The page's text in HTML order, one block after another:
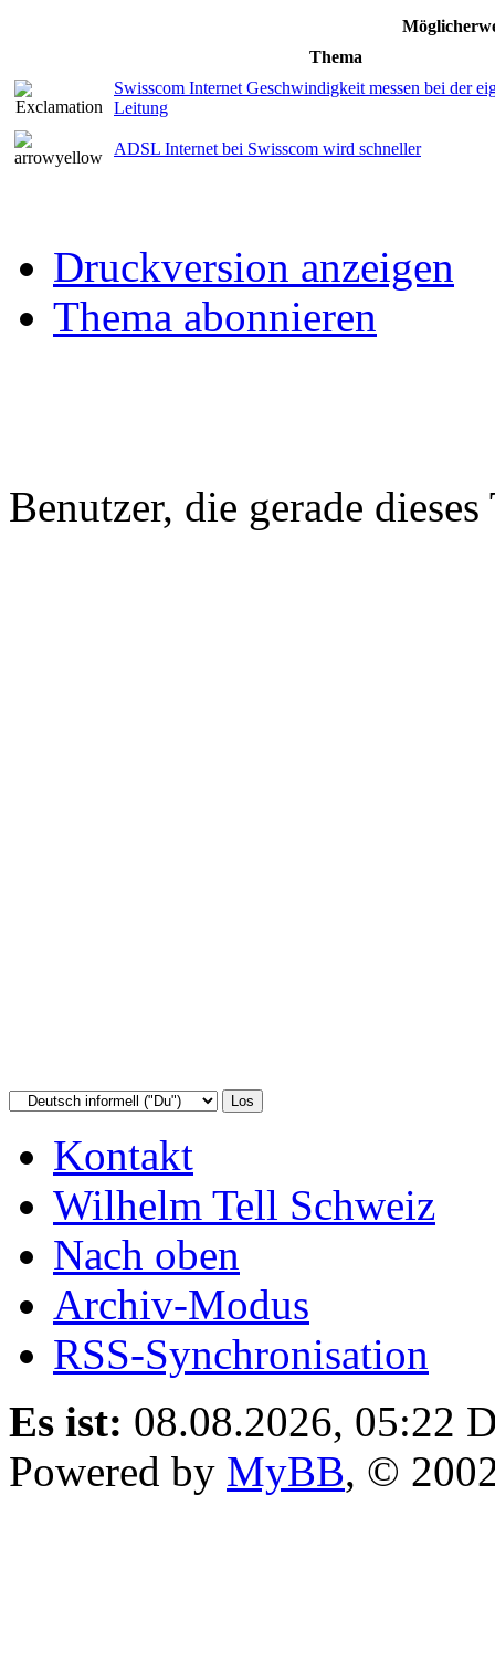
Thema
Swisscom Internet Geschwindigkeit messen bei der
Leitung
ADSL Internet bei Swisscom wird schneller
Druckversion anzeigen
Thema abonnieren
Benutzer, die gerade
Kontakt
Wilhelm Tell Schweiz
Nach oben
Archiv-Modus
RSS-Synchronisation
Es ist: 08.08.2026, 05:22
Powered by MyBB, ©